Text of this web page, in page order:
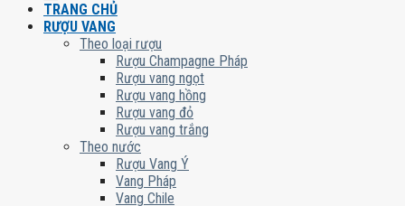
TRANG CHỦ
RƯỢU VANG
Theo loại rượu
Rượu Champagne Pháp
Rượu vang ngọt
Rượu vang hồng
Rượu vang đỏ
Rượu vang trắng
Theo nước
Rượu Vang Ý
Vang Pháp
Vang Chile